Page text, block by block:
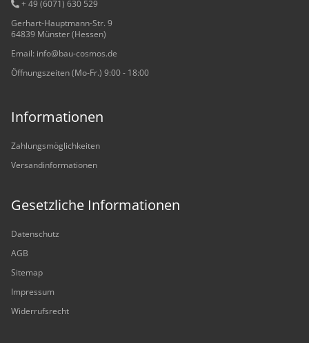
+ 49 (6071) 630 529
Gerhart-Hauptmann-Str. 9
64839 Münster (Hessen)
Email: info@bau-cosmos.de
Öffnungszeiten (Mo-Fr.) 9:00 - 18:00
Informationen
Zahlungsmöglichkeiten
Versandinformationen
Gesetzliche Informationen
Datenschutz
AGB
Sitemap
Impressum
Widerrufsrecht